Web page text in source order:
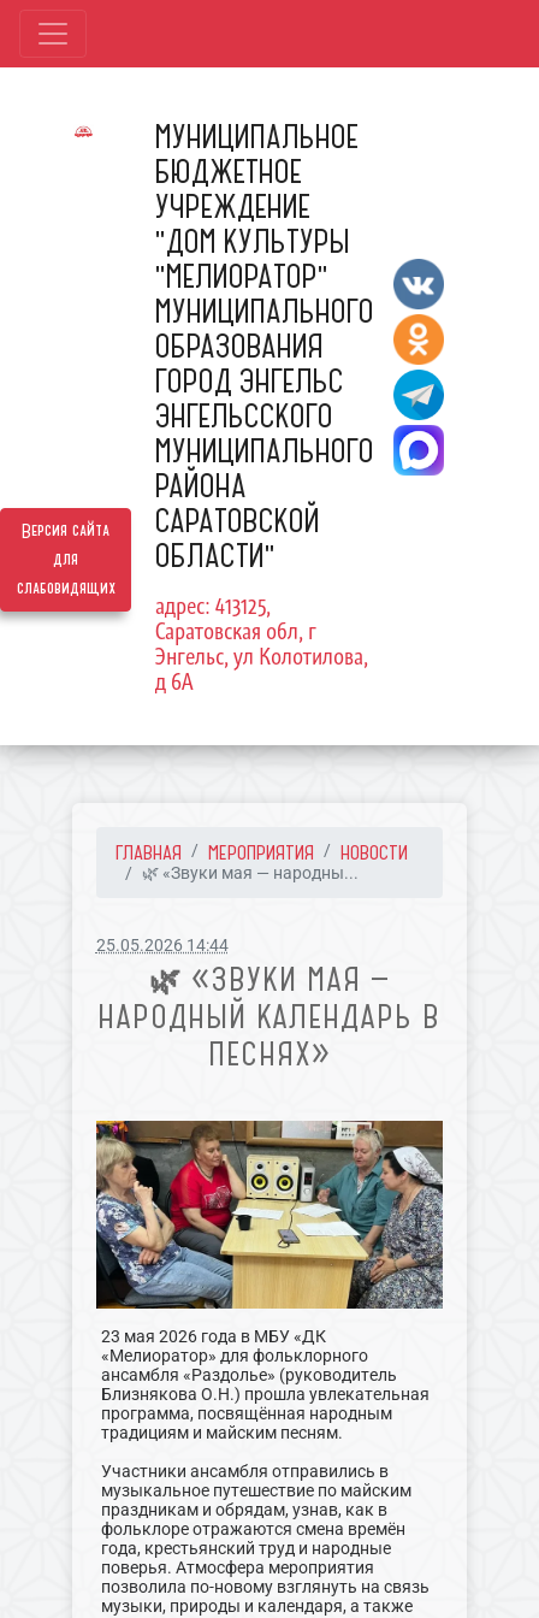
Версия сайта
для
слабовидящих
МУНИЦИПАЛЬНОЕ
БЮДЖЕТНОЕ
УЧРЕЖДЕНИЕ
"ДОМ КУЛЬТУРЫ
"МЕЛИОРАТОР"
МУНИЦИПАЛЬНОГО
ОБРАЗОВАНИЯ
ГОРОД ЭНГЕЛЬС
ЭНГЕЛЬССКОГО
МУНИЦИПАЛЬНОГО
РАЙОНА
САРАТОВСКОЙ
ОБЛАСТИ"
адрес: 413125,
Саратовская обл, г
Энгельс, ул Колотилова,
д 6А
ГЛАВНАЯ МЕРОПРИЯТИЯ НОВОСТИ
🌿 «Звуки мая — народны...
25.05.2026 14:44
🌿 «ЗВУКИ МАЯ —
НАРОДНЫЙ КАЛЕНДАРЬ В
ПЕСНЯХ»
23 мая 2026 года в МБУ «ДК
«Мелиоратор» для фольклорного
ансамбля «Раздолье» (руководитель
Близнякова О.Н.) прошла увлекательная
программа, посвящённая народным
традициям и майским песням.
Участники ансамбля отправились в
музыкальное путешествие по майским
праздникам и обрядам, узнав, как в
фольклоре отражаются смена времён
года, крестьянский труд и народные
поверья. Атмосфера мероприятия
позволила по-новому взглянуть на связь
музыки, природы и календаря, а также